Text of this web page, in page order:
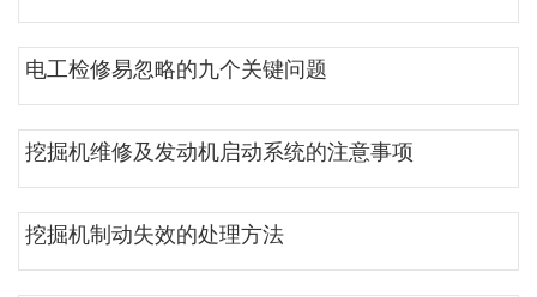
电工检修易忽略的九个关键问题
挖掘机维修及发动机启动系统的注意事项
挖掘机制动失效的处理方法